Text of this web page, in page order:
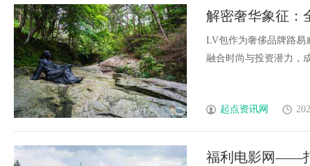
解密奢华象征：
LV包作为奢侈品牌路易
融合时尚与投资潜力，
起点资讯网
福利电影网——